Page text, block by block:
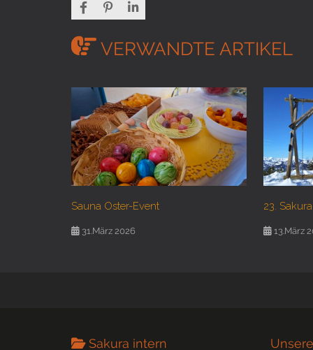
VERWANDTE ARTIKEL
Sauna Oster-Event
31.März 2026
23.
13.März
Sakura intern